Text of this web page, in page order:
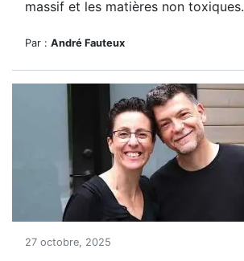
massif et les matières non toxiques.
Par : André Fauteux
27 octobre, 2025